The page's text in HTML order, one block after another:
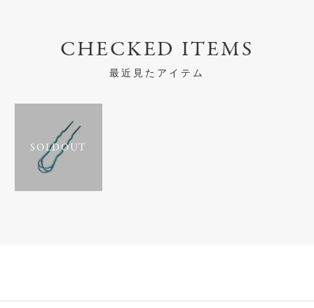
CHECKED ITEMS
最近見たアイテム
SOLDOUT